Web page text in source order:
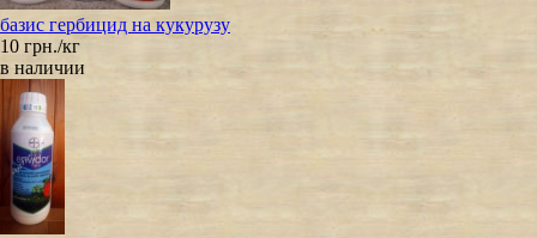
базис гербицид на кукурузу
10 грн./кг
в наличии